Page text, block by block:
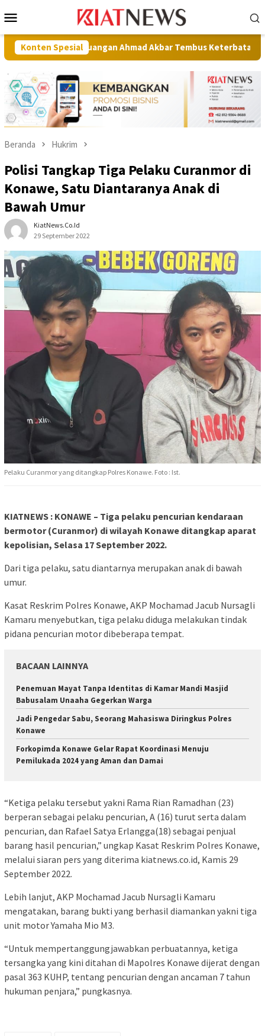
ke
Mobile
Konten Spesial
Perjuangan Ahmad Akbar Tembus Keterbatasan Wakil
Beranda Hukrim
Polisi Tangkap Tiga Pelaku Curanmor di
Konawe, Satu Diantaranya Anak di
Bawah Umur
KiatNews.co.id
29 September 2022
Pelaku Curanmor yang ditangkap Polres Konawe. Foto : Ist.
KIATNEWS : KONAWE – Tiga pelaku pencurian kendaraan
bermotor (Curanmor) di wilayah Konawe ditangkap aparat
kepolisian, Selasa 17 September 2022.
Dari tiga pelaku, satu diantarnya merupakan anak di bawah
umur.
Kasat Reskrim Polres Konawe, AKP Mochamad Jacub Nursagli
Kamaru menyebutkan, tiga pelaku diduga melakukan tindak
pidana pencurian motor dibeberapa tempat.
BACAAN LAINNYA
Penemuan Mayat Tanpa Identitas di Kamar Mandi Masjid
Babusalam Unaaha Gegerkan Warga
Jadi Pengedar Sabu, Seorang Mahasiswa Diringkus Polres
Konawe
Forkopimda Konawe Gelar Rapat Koordinasi Menuju
Pemilukada 2024 yang Aman dan Damai
“Ketiga pelaku tersebut yakni Rama Rian Ramadhan (23)
berperan sebagai pelaku pencurian, A (16) turut serta dalam
pencurian, dan Rafael Satya Erlangga(18) sebagai penjual
barang hasil pencurian,” ungkap Kasat Reskrim Polres Konawe,
melalui siaran pers yang diterima kiatnews.co.id, Kamis 29
September 2022.
Lebih lanjut, AKP Mochamad Jacub Nursagli Kamaru
mengatakan, barang bukti yang berhasil diamankan yakni tiga
unit motor Yamaha Mio M3.
“Untuk mempertanggungjawabkan perbuatannya, ketiga
tersangka yang kini ditahan di Mapolres Konawe dijerat dengan
pasal 363 KUHP, tentang pencurian dengan ancaman 7 tahun
hukuman penjara,” pungkasnya.